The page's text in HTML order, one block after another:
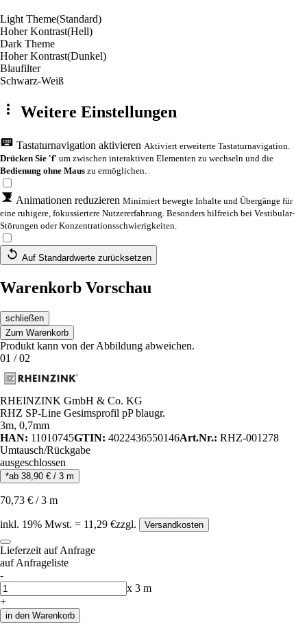
Light Theme(Standard)
Hoher Kontrast(Hell)
Dark Theme
Hoher Kontrast(Dunkel)
Blaufilter
Schwarz-Weiß
Weitere Einstellungen
Tastaturnavigation aktivieren Aktiviert erweiterte Tastaturnavigation.
Drücken Sie 'f' um zwischen interaktiven Elementen zu wechseln und die
Bedienung ohne Maus zu ermöglichen.
Animationen reduzieren Minimiert bewegte Inhalte und Übergänge für
eine ruhigere, fokussiertere Nutzererfahrung. Besonders hilfreich bei Vestibular-
Störungen oder Konzentrationsschwierigkeiten.
Auf Standardwerte zurücksetzen
Warenkorb Vorschau
schließen
Zum Warenkorb
Produkt kann von der Abbildung abweichen.
01 /02
RHEINZINK GmbH & Co. KG
RHZ SP-Line Gesimsprofil pP blaugr.
3m, 0,7mm
HAN: 11010745GTIN: 4022436550146Art.Nr.: RHZ-001278
Umtausch/Rückgabe
ausgeschlossen
*ab 38,90 € / 3 m
70,73 € /3 m
inkl. 19% Mwst. = 11,29 €zzgl. Versandkosten
Lieferzeit auf Anfrage
auf Anfrageliste
-
Anzahl
x 3 m
+
in den Warenkorb